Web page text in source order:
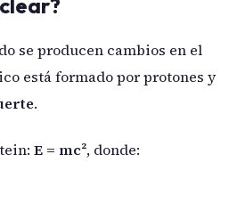
se producen cambios en el
está formado por protones y
.
E = mc², donde: